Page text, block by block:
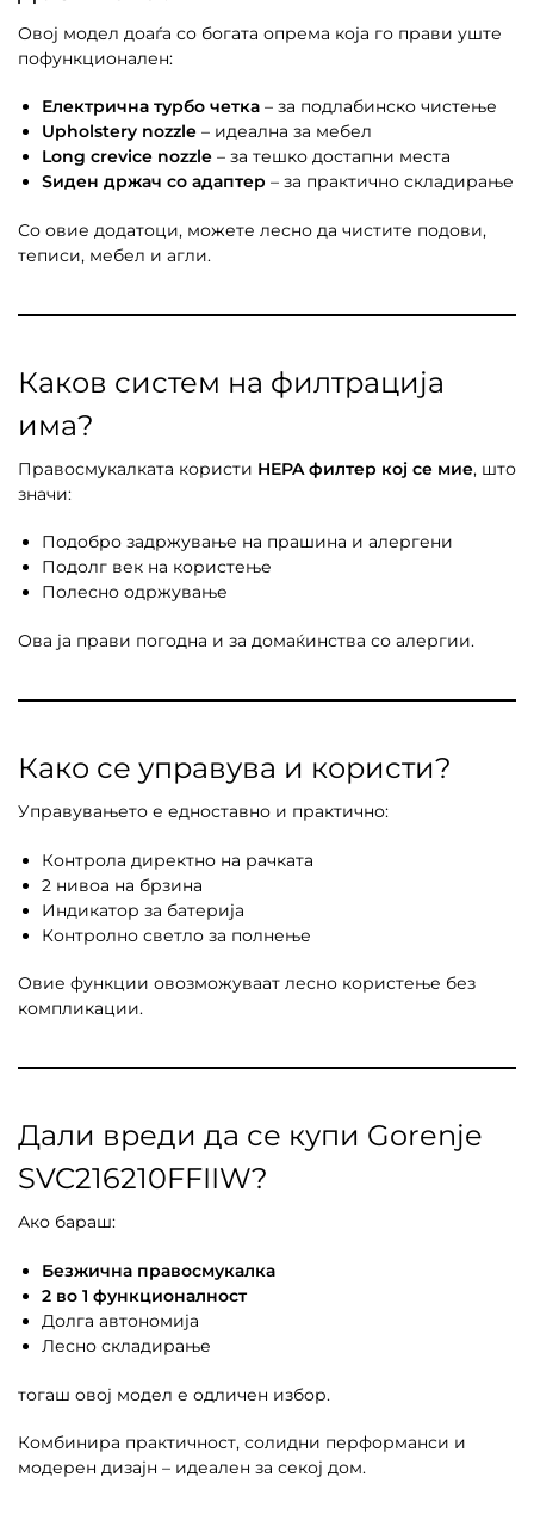
Овој модел доаѓа со богата опрема која го прави уште
пофункционален:
Електрична турбо четка – за подлабинско чистење
Upholstery nozzle – идеална за мебел
Long crevice nozzle – за тешко достапни места
Ѕиден држач со адаптер – за практично складирање
Со овие додатоци, можете лесно да чистите подови,
теписи, мебел и агли.
Каков систем на филтрација
има?
Правосмукалката користи HEPA филтер кој се мие, што
значи:
Подобро задржување на прашина и алергени
Подолг век на користење
Полесно одржување
Ова ја прави погодна и за домаќинства со алергии.
Како се управува и користи?
Управувањето е едноставно и практично:
Контрола директно на рачката
2 нивоа на брзина
Индикатор за батерија
Контролно светло за полнење
Овие функции овозможуваат лесно користење без
компликации.
Дали вреди да се купи Gorenje
SVC216210FFIIW?
Ако бараш:
Безжична правосмукалка
2 во 1 функционалност
Долга автономија
Лесно складирање
тогаш овој модел е одличен избор.
Комбинира практичност, солидни перформанси и
модерен дизајн – идеален за секој дом.